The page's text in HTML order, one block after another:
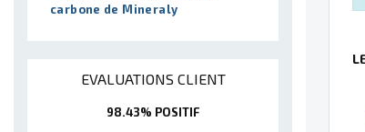
carbone de Mineraly
EVALUATIONS CLIENT
98.43% POSITIF